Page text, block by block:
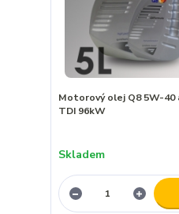
Motorový olej Q8 5W-40
TDI 96kW
Skladem